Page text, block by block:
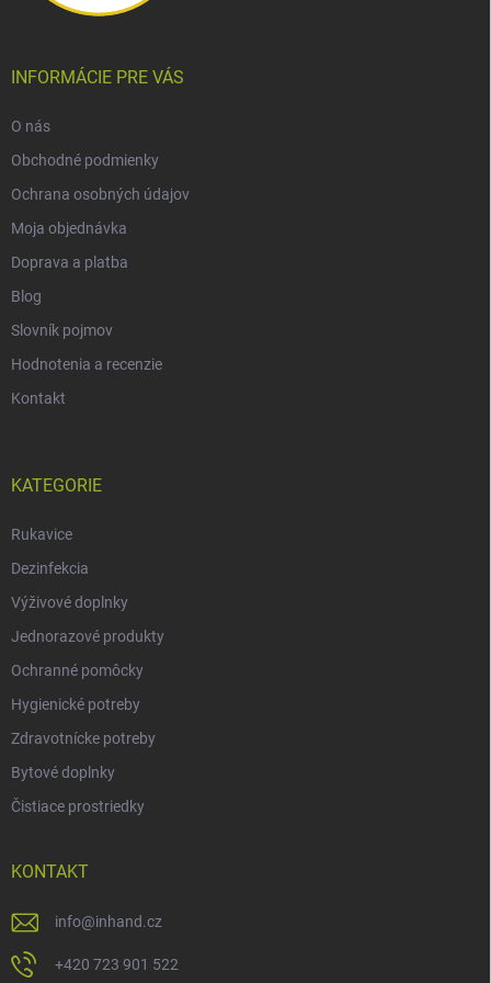
INFORMÁCIE PRE VÁS
O nás
Obchodné podmienky
Ochrana osobných údajov
Moja objednávka
Doprava a platba
Blog
Slovník pojmov
Hodnotenia a recenzie
Kontakt
KATEGORIE
Rukavice
Dezinfekcia
Výživové doplnky
Jednorazové produkty
Ochranné pomôcky
Hygienické potreby
Zdravotnícke potreby
Bytové doplnky
Čistiace prostriedky
KONTAKT
info@inhand.cz
+420 723 901 522